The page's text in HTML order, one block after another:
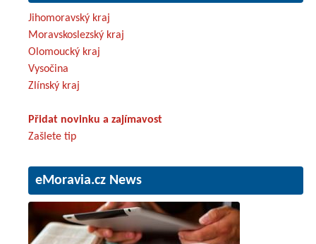
Jihomoravský kraj
Moravskoslezský kraj
Olomoucký kraj
Vysočina
Zlínský kraj
Přidat novinku a zajímavost
Zašlete tip
eMoravia.cz News